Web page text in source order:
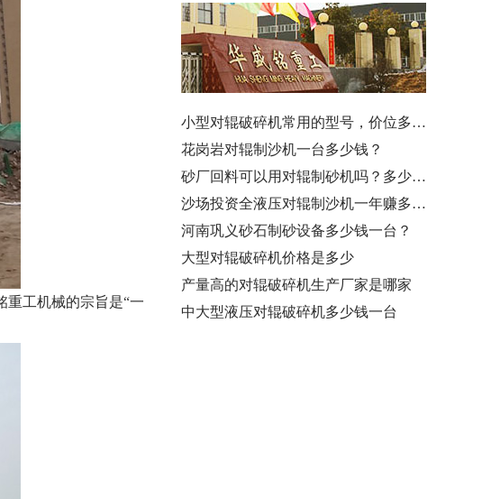
工机械的宗旨是“一
小型对辊破碎机常用的型号，价位多少…
花岗岩对辊制沙机一台多少钱？
砂厂回料可以用对辊制砂机吗？多少钱…
沙场投资全液压对辊制沙机一年赚多少…
河南巩义砂石制砂设备多少钱一台？
大型对辊破碎机价格是多少
产量高的对辊破碎机生产厂家是哪家
中大型液压对辊破碎机多少钱一台